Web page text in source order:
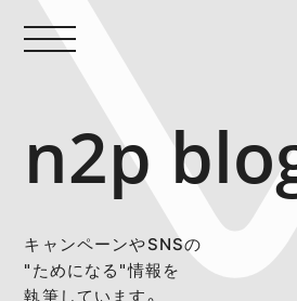
n2p
キャンペーンやSNSの
"ためになる"情報を
執筆しています。